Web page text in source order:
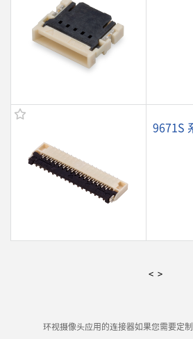
9671S
< >
环视摄像头应用的连接器如果您需要定制